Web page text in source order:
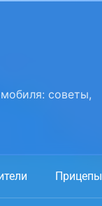
советы,
Прицепы